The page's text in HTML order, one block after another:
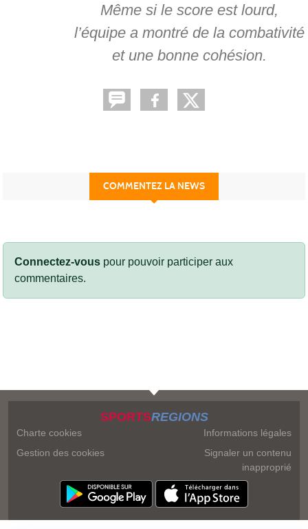
Même si le score est lourd,
l’équipe a montré de la combativité
et une bonne cohésion.
COMMENTEZ LA NEWS
Connectez-vous pour pouvoir participer aux
commentaires.
SPORTSREGIONS
Charte cookies
Gestion des cookies
Informations légales
Signaler un contenu
inapproprié